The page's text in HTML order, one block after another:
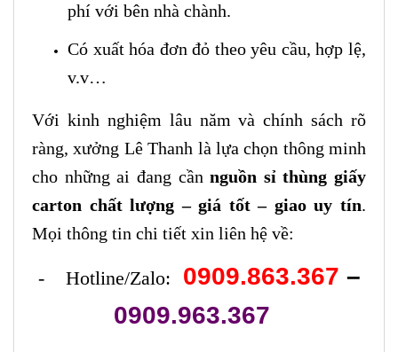
phí với bên nhà chành.
Có xuất hóa đơn đỏ theo yêu cầu, hợp lệ,
v.v…
Với kinh nghiệm lâu năm và chính sách rõ
ràng, xưởng Lê Thanh là lựa chọn thông minh
cho những ai đang cầnnguồn sỉ thùng giấy
carton chất lượng – giá tốt – giao uy tín.
Mọi thông tin chi tiết xin liên hệ về:
- Hotline/Zalo: 0909.863.367 –
0909.963.367